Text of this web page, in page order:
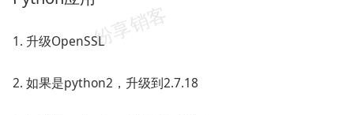
1. 升级OpenSSL
2. 如果是python2，升级到2.7.18